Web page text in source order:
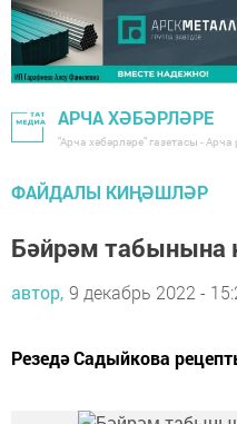
АРЧА ХӘБӘРЛӘРЕ
"Арча хәбәрләре" газетасы -
ФАЙДАЛЫ КИҢӘШЛӘР
Бәйрәм
автор, 9 декабрь 2022 -
Резедә Садыйкова